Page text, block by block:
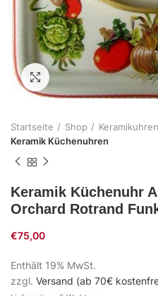
Zum Vergrößern klicken
Startseite Shop Keramikuhren
Keramik Küchenuhren
Keramik Küchenuhr
Orchard Rotrand
€75,00
Enthält 19% MwSt.
zzgl. Versand (ab 70€